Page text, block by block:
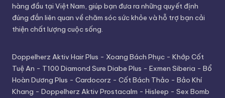
hàng đầu tại Việt Nam, giúp bạn đưa ra những quyết định
đúng đắn liên quan về chăm sóc sức khỏe và hỗ trợ bạn cải
thiện chất lượng cuộc sống.
Doppelherz Aktiv Hair Plus - Xoang Bách Phục - Khớp Cốt
Tuệ An - T100 Diamond Sure Diabe Plus - Exmen Siberia - Bổ
Hoàn Dương Plus - Cardocorz - Cốt Bách Thảo - Bảo Khí
Khang - Doppelherz Aktiv Prostacalm - Hisleep - Sex Bomb